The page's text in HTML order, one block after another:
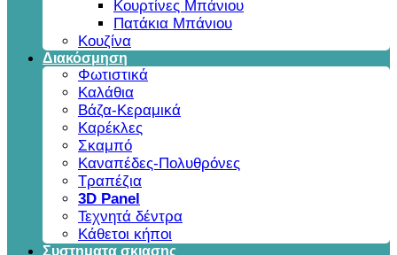
Κουρτίνες Μπάνιου
Πατάκια Μπάνιου
Κουζίνα
Διακόσμηση
Φωτιστικά
Καλάθια
Βάζα-Κεραμικά
Καρέκλες
Σκαμπό
Καναπέδες-Πολυθρόνες
Τραπέζια
3D Panel
Τεχνητά δέντρα
Κάθετοι κήποι
Συστηματα σκιασης